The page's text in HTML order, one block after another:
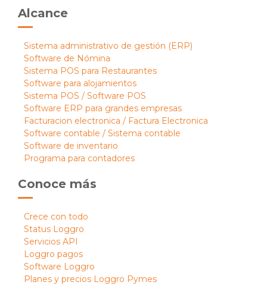
Alcance
Sistema administrativo de gestión (ERP)
Software de Nómina
Sistema POS para Restaurantes
Software para alojamientos
Sistema POS / Software POS
Software ERP para grandes empresas
Facturacion electronica / Factura Electronica
Software contable / Sistema contable
Software de inventario
Programa para contadores
Conoce más
Crece con todo
Status Loggro
Servicios API
Loggro pagos
Software Loggro
Planes y precios Loggro Pymes